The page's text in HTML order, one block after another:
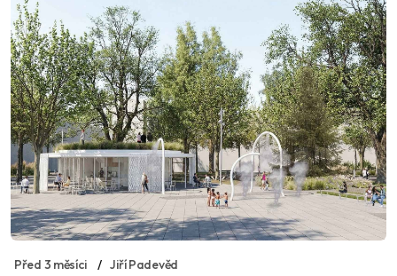
Před 3 měsíci Jiří Padevěd